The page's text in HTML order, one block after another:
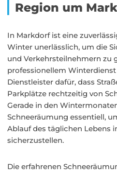
Region um
In Markdorf ist eine
Winter unerlässlich, um die
und Verkehrsteilnehmern zu
professionellem
Dienstleister dafür, dass
Parkplätze rechtzeitig von
Gerade in den
Schneeräumung essentiell,
Ablauf des täglichen Lebens
sicherzustellen.
Die erfahrenen